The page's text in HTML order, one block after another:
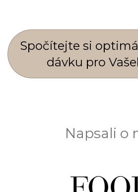
Spočí­tejte si
dávku pro
Napsali o